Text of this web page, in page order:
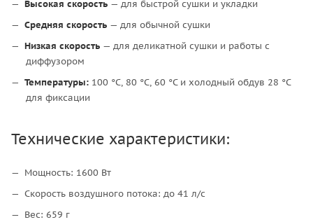
Высокая скорость — для быстрой сушки и укладки
Средняя скорость — для обычной сушки
Низкая скорость — для деликатной сушки и работы с
диффузором
Температуры: 100 °C, 80 °C, 60 °C и холодный обдув 28 °C
для фиксации
Технические характеристики:
Мощность: 1600 Вт
Скорость воздушного потока: до 41 л/с
Вес: 659 г